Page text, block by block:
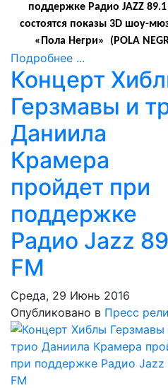
поддержке Радио JAZZ 89.1
состоятся показы 3D шоу-
«Пола Негри» ( POLA
Подробнее ...
Концерт
Герзмавы и
Даниила
Крамера
пройдет при
поддержке
Радио Jazz
FM
Среда, 29 Июнь 2016
Опубликовано в Пресс